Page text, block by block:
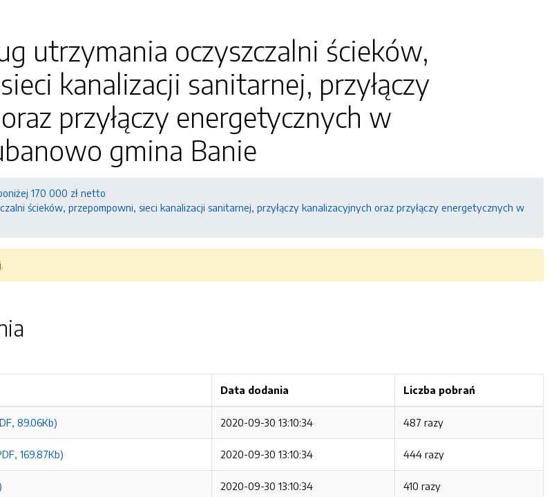
utrzymania oczyszczalni ścieków,
kanalizacji sanitarnej, przyłączy
przyłączy energetycznych w
gmina Banie
170 000 zł netto
ścieków, przepompowni, sieci kanalizacji sanitarnej, przyłączy kanalizacyjnych oraz przyłączy energetycznych w
Data dodania Liczba pobrań
89.06Kb) 2020-09-30 13:10:34 487 razy
169.87Kb) 2020-09-30 13:10:34 444 razy
2020-09-30 13:10:34 410 razy